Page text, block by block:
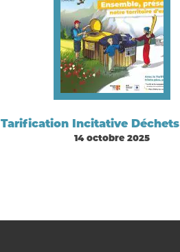
Tarification Incitative Déchets
14 octobre 2025